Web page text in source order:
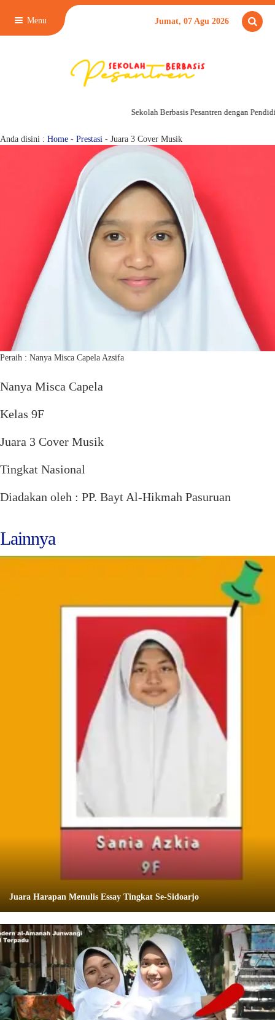
Menu Jumat, 07 Agu 2026
Sekolah Berbasis Pesantren dengan
Anda disini : Home - Prestasi - Juara 3 Cover Musik
Peraih : Nanya Misca Capela Azsifa
Nanya Misca Capela
Kelas 9F
Juara 3 Cover Musik
Tingkat Nasional
Diadakan oleh : PP. Bayt Al-Hikmah Pasuruan
Lainnya
Juara Harapan Menulis Essay Tingkat Se-Sidoarjo